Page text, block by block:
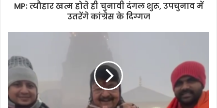
MP: त्यौहार खत्म होते ही चुनावी दंगल शुरू, उपचुनाव में
उतरेंगे कांग्रेस के दिग्गज